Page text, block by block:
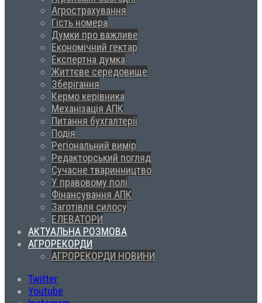
Агрострахування
Гість номера
Думки про важливе
Економічний гектар
Експертна думка
Життєве середовище
Зберігання
Кермо керівника
Механізація АПК
Питання бухгалтерії
Подія
Регіональний вимір
Редакторський погляд
Сучасне тваринництво
У правовому полі
Фінансування АПК
Заготівля силосу
ЕЛЕВАТОРИ
АКТУАЛЬНА РОЗМОВА
АГРОРЕКОРДИ
АГРОРЕКОРДИ НОВИНИ
Twitter
Youtube